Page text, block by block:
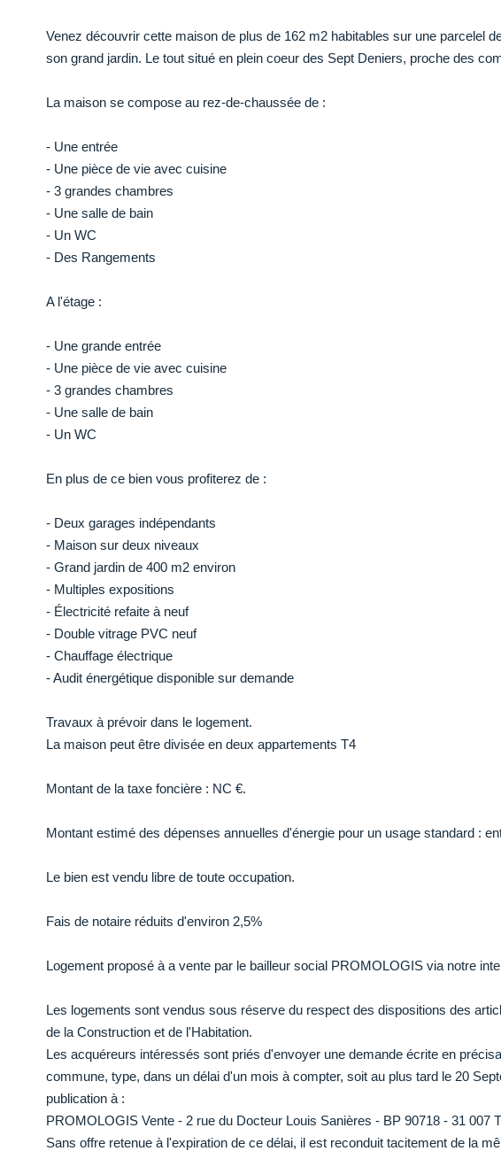
Venez découvrir cette maison de plus de 162 m2 habitables sur une parcelel
son grand jardin. Le tout situé en plein coeur des Sept Deniers, proche des
La maison se compose au rez-de-chaussée de :
- Une entrée
- Une pièce de vie avec cuisine
- 3 grandes chambres
- Une salle de bain
- Un WC
- Des Rangements
A l'étage :
- Une grande entrée
- Une pièce de vie avec cuisine
- 3 grandes chambres
- Une salle de bain
- Un WC
En plus de ce bien vous profiterez de :
- Deux garages indépendants
- Maison sur deux niveaux
- Grand jardin de 400 m2 environ
- Multiples expositions
- Électricité refaite à neuf
- Double vitrage PVC neuf
- Chauffage électrique
- Audit énergétique disponible sur demande
Travaux à prévoir dans le logement.
La maison peut être divisée en deux appartements T4
Montant de la taxe foncière : NC €.
Montant estimé des dépenses annuelles d'énergie pour un usage standard :
Le bien est vendu libre de toute occupation.
Fais de notaire réduits d'environ 2,5%
Logement proposé à a vente par le bailleur social PROMOLOGIS via notre
Les logements sont vendus sous réserve du respect des dispositions des
de la Construction et de l'Habitation.
Les acquéreurs intéressés sont priés d'envoyer une demande écrite en
commune, type, dans un délai d'un mois à compter, soit au plus tard le 20
publication à :
PROMOLOGIS Vente - 2 rue du Docteur Louis Sanières - BP 90718 - 31 007
Sans offre retenue à l'expiration de ce délai, il est reconduit tacitement de la